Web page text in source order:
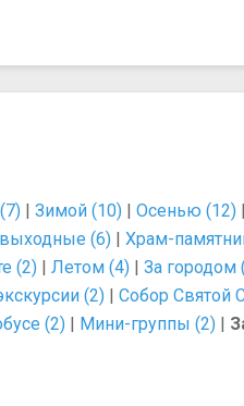
| Зимой (10) | Осенью (12) |
(6) | Храм-
(2) | Летом (4) | За городом
(2) | Собор Святой
(2) | Мини-группы (2) |